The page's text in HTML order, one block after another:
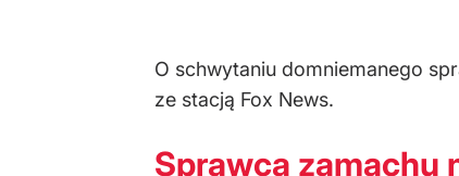
O schwytaniu domniemanego
ze stacją Fox News.
Sprawca zamachu